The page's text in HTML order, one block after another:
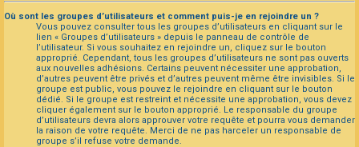
Où sont les groupes d’utilisateurs et comment puis-je en rejoindre un ?
Vous pouvez consulter tous les groupes d’utilisateurs en cliquant sur le
lien « Groupes d’utilisateurs » depuis le panneau de contrôle de
l’utilisateur. Si vous souhaitez en rejoindre un, cliquez sur le bouton
approprié. Cependant, tous les groupes d’utilisateurs ne sont pas ouverts
aux nouvelles adhésions. Certains peuvent nécessiter une approbation,
d’autres peuvent être privés et d’autres peuvent même être invisibles. Si le
groupe est public, vous pouvez le rejoindre en cliquant sur le bouton
dédié. Si le groupe est restreint et nécessite une approbation, vous devez
cliquer également sur le bouton approprié. Le responsable du groupe
d’utilisateurs devra alors approuver votre requête et pourra vous demander
la raison de votre requête. Merci de ne pas harceler un responsable de
groupe s’il refuse votre demande.